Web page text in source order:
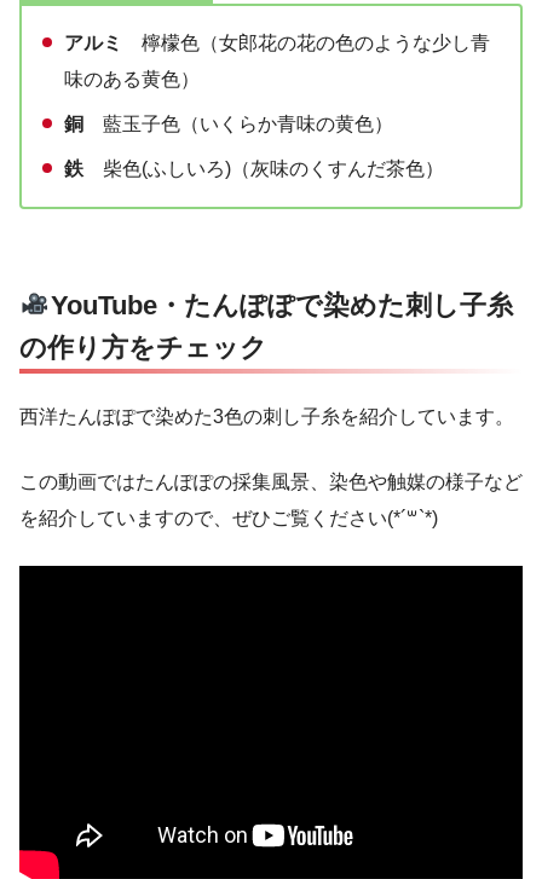
アルミ
檸檬色（女郎花の花の色のような少し青
味のある黄色）
銅 藍玉子色（いくらか青味の黄色）
鉄 柴色(ふしいろ)（灰味のくすんだ茶色）
YouTube・たんぽぽで染めた刺し子糸
の作り方をチェック
西洋たんぽぽで染めた3色の刺し子糸を紹介しています。
この動画ではたんぽぽの採集風景、染色や触媒の様子など
を紹介していますので、ぜひご覧ください(*´꒳`*)